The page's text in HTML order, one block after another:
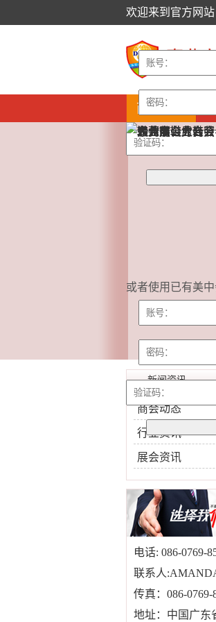
欢迎来到 官方网站
或者使用已有美中
商会首页
新闻资讯
商会动态
行业资讯
展会资讯
电话: 086-0769-
联系人
传真：086-0769-
地址：中国广东